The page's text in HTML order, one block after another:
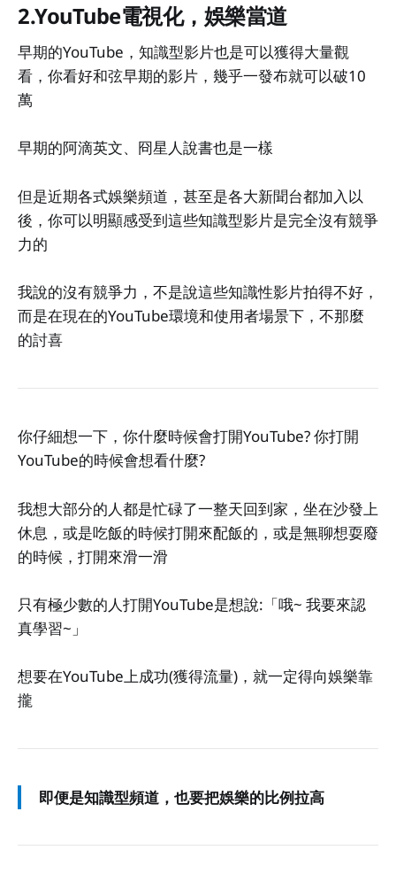
2.YouTube電視化，娛樂當道
早期的YouTube，知識型影片也是可以獲得大量觀
看，你看好和弦早期的影片，幾乎一發布就可以破10
萬
早期的阿滴英文、冏星人說書也是一樣
但是近期各式娛樂頻道，甚至是各大新聞台都加入以
後，你可以明顯感受到這些知識型影片是完全沒有競爭
力的
我說的沒有競爭力，不是說這些知識性影片拍得不好，
而是在現在的YouTube環境和使用者場景下，不那麼
的討喜
你仔細想一下，你什麼時候會打開YouTube? 你打開
YouTube的時候會想看什麼?
我想大部分的人都是忙碌了一整天回到家，坐在沙發上
休息，或是吃飯的時候打開來配飯的，或是無聊想耍廢
的時候，打開來滑一滑
只有極少數的人打開YouTube是想說:「哦~ 我要來認
真學習~」
想要在YouTube上成功(獲得流量)，就一定得向娛樂靠
攏
即便是知識型頻道，也要把娛樂的比例拉高